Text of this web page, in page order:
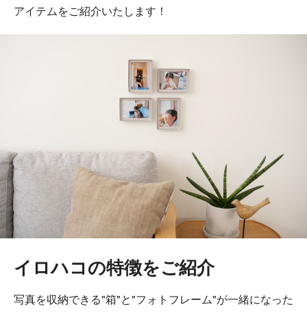
アイテムをご紹介いたします！
イロハコの特徴をご紹介
写真を収納できる"箱"と"フォトフレーム"が一緒になった